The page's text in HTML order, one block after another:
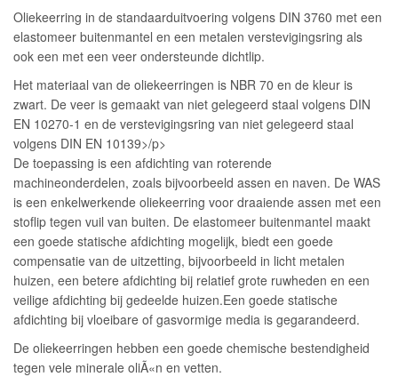
Oliekeerring in de standaarduitvoering volgens DIN 3760 met een
elastomeer buitenmantel en een metalen verstevigingsring als
ook een met een veer ondersteunde dichtlip.
Het materiaal van de oliekeerringen is NBR 70 en de kleur is
zwart. De veer is gemaakt van niet gelegeerd staal volgens DIN
EN 10270-1 en de verstevigingsring van niet gelegeerd staal
volgens DIN EN 10139>/p>
De toepassing is een afdichting van roterende
machineonderdelen, zoals bijvoorbeeld assen en naven. De WAS
is een enkelwerkende oliekeerring voor draaiende assen met een
stoflip tegen vuil van buiten. De elastomeer buitenmantel maakt
een goede statische afdichting mogelijk, biedt een goede
compensatie van de uitzetting, bijvoorbeeld in licht metalen
huizen, een betere afdichting bij relatief grote ruwheden en een
veilige afdichting bij gedeelde huizen.Een goede statische
afdichting bij vloeibare of gasvormige media is gegarandeerd.
De oliekeerringen hebben een goede chemische bestendigheid
tegen vele minerale oliÃ«n en vetten.